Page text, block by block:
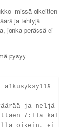
missä oikeitten
ja tehtyjä
jonka perässä ei
pysyy
alkusyksyllä
ja neljä
7:llä
oikein, ei